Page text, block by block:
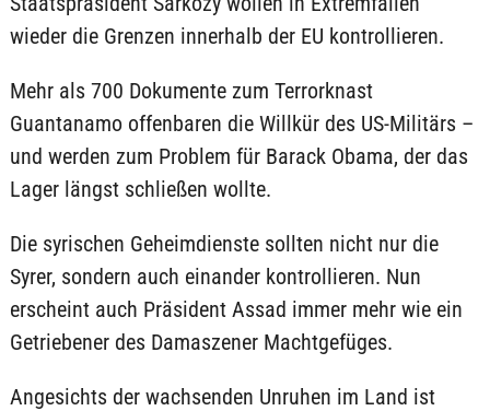
wieder die Grenzen innerhalb der EU kontrollieren.
Mehr als 700 Dokumente zum Terrorknast
Guantanamo offenbaren die Willkür des US-Militärs –
und werden zum Problem für Barack Obama, der das
Lager längst schließen wollte.
Die syrischen Geheimdienste sollten nicht nur die
Syrer, sondern auch einander kontrollieren. Nun
erscheint auch Präsident Assad immer mehr wie ein
Getriebener des Damaszener Machtgefüges.
Angesichts der wachsenden Unruhen im Land ist